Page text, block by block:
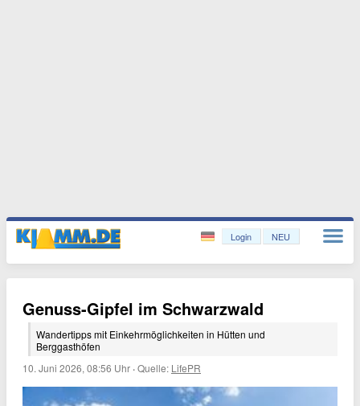
Login NEU
Genuss-Gipfel im Schwarzwald
Wandertipps mit Einkehrmöglichkeiten in Hütten und
Berggasthöfen
10. Juni 2026, 08:56 Uhr ·Quelle: LifePR